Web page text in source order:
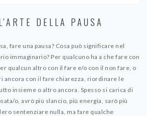
DELLA PAUSA
fare una pausa? Cosa può significare nel
immaginario? Per qualcuno ha a che fare con
qualcun altro con il fare e/o con il non fare, o
ancora con il fare chiarezza, riordinare le
insieme o altro ancora. Spesso si carica di
o, avrò più slancio, più energia, sarò più
sentenziare nulla, ma fare qualche